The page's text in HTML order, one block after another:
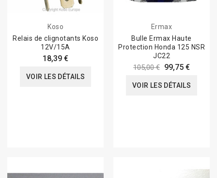
Koso
Relais de clignotants Koso
12V/15A
18,39 €
VOIR LES DÉTAILS
Ermax
Bulle Ermax Haute
Protection Honda 125 NSR
JC22
105,00 € 99,75 €
VOIR LES DÉTAILS